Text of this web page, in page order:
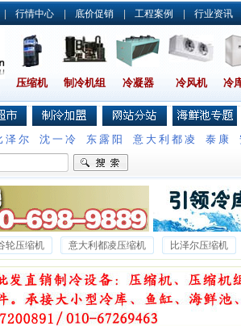
| 行情中心 | 底价促销 | 工程案例 | 行业资讯
压缩机 制冷机组 冷凝器 冷风机 冷
泽尔 沈一冷 东露阳 意大利都凌 泰康
轮压缩机 意大利都凌压缩机
比泽尔压缩机
德国谷轮压缩机 沃克压缩机 雪梅压缩机